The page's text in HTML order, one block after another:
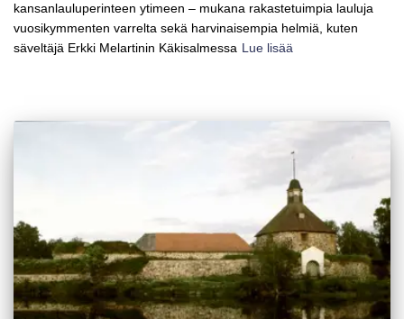
kansanlauluperinteen ytimeen – mukana rakastetuimpia lauluja
vuosikymmenten varrelta sekä harvinaisempia helmiä, kuten
säveltäjä Erkki Melartinin Käkisalmessa Lue lisää